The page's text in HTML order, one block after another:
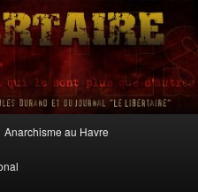
Anarchisme au Havre